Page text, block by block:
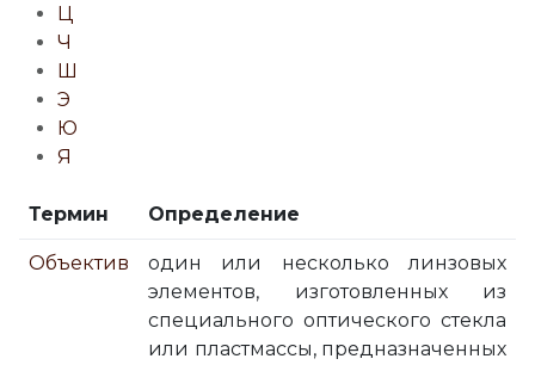
Ц
Ч
Ш
Э
Ю
Я
Термин Определение
Объектив
один или несколько линзовых
элементов, изготовленных из
специального оптического стекла
или пластмассы, предназначенных